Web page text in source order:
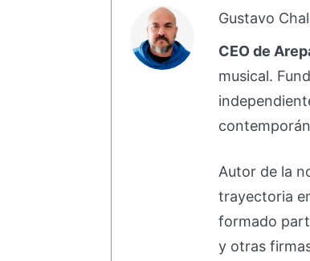
Gustavo
CEO de
musical.
Autor de la
trayectoria
formado
y otras